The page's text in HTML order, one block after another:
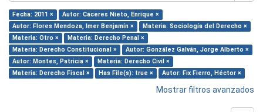
Fecha: 2011 ×
Autor: Cáceres Nieto, Enrique ×
Autor: Flores Mendoza, Imer Benjamín ×
Materia: Sociología del Derecho ×
Materia: Otro ×
Materia: Derecho Penal ×
Materia: Derecho Constitucional ×
Autor: González Galván, Jorge Alberto ×
Autor: Montes, Patricia ×
Materia: Derecho Civil ×
Materia: Derecho Fiscal ×
Has File(s): true × Autor: Fix Fierro, Héctor ×
Mostrar filtros avanzados